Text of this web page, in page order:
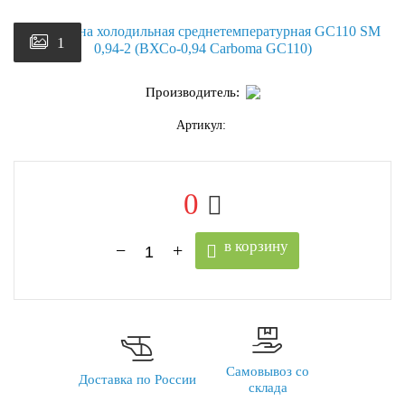
1
Производитель:
Артикул:
0
в корзину
Доставка по России
Самовывоз со
склада